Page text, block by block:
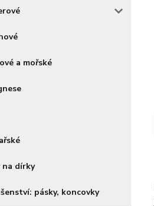
a mořské
na dírky
pásky, koncovky